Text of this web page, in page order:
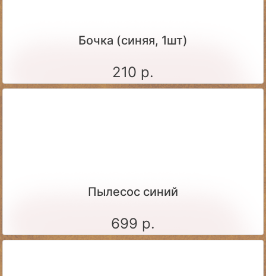
Бочка (синяя, 1шт)
210 р.
Пылесос синий
699 р.